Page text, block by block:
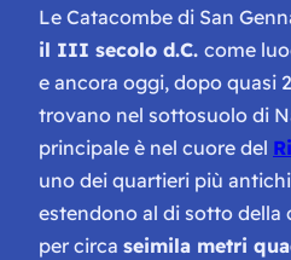
Le Catacombe di San
il III secolo d.C. come
e ancora oggi, dopo quasi
trovano nel sottosuolo di
principale è nel cuore del
uno dei quartieri più
estendono al di sotto della
per circa seimila metri